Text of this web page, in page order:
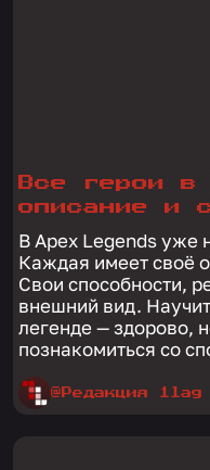
Все герои в
описание и
В Apex Legends уже
Каждая имеет своё
Свои способности,
внешний вид.
легенде — здорово,
познакомиться со
@Редакция 1lag